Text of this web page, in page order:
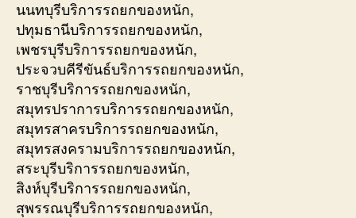
นนทบุรีบริการรถยกของหนัก,
ปทุมธานีบริการรถยกของหนัก,
เพชรบุรีบริการรถยกของหนัก,
ประจวบคีรีขันธ์บริการรถยกของหนัก,
ราชบุรีบริการรถยกของหนัก,
สมุทรปราการบริการรถยกของหนัก,
สมุทรสาครบริการรถยกของหนัก,
สมุทรสงครามบริการรถยกของหนัก,
สระบุรีบริการรถยกของหนัก,
สิงห์บุรีบริการรถยกของหนัก,
สุพรรณบุรีบริการรถยกของหนัก,